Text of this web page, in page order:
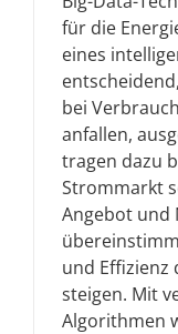
für die
eines
bei
anfallen,
tragen dazu
Strommarkt
Angebot und
und Effizienz
steigen. Mit
Algorithmen